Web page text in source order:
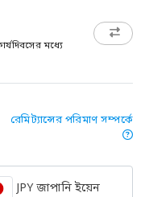
মধ্যে
রেমিট্যান্সের পরিমাণ সম্পর্কে
JPY জাপানি ইয়েন